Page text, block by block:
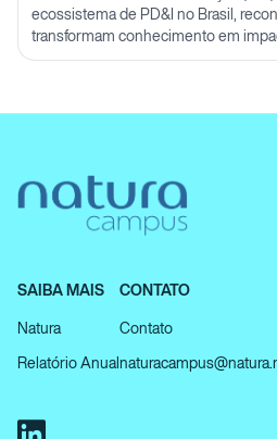
ecossistema de PD&I no Brasil,
transformam conhecimento em
SAIBA MAIS
Natura
Relatório Anual
CONTATO
Contato